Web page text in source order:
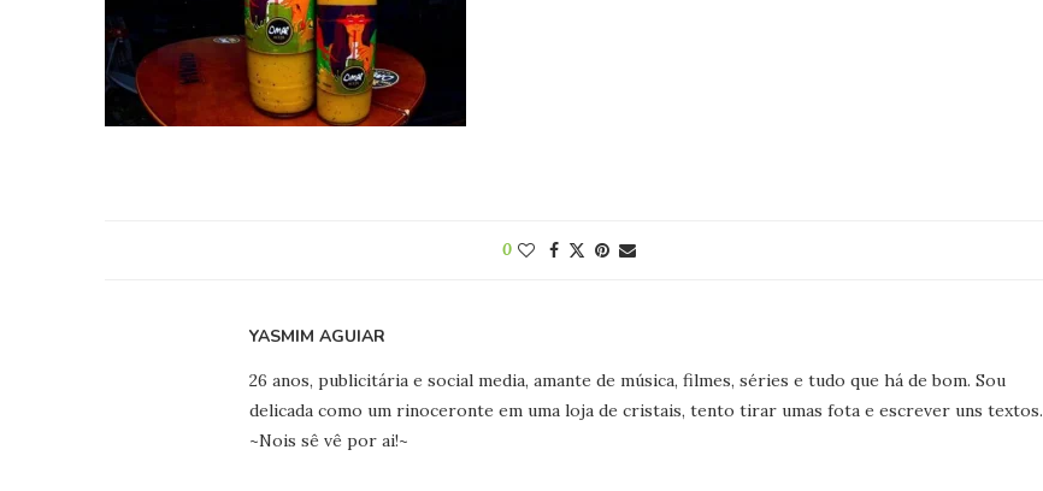
0
YASMIM AGUIAR
26 anos, publicitária e social media, amante de música, filmes, séries e tudo que há de bom. Sou
delicada como um rinoceronte em uma loja de cristais, tento tirar umas fota e escrever uns textos.
~Nois sê vê por ai!~